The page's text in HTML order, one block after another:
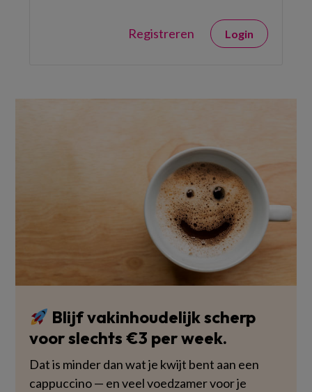
Registreren Login
Blijf vakinhoudelijk scherp
voor slechts €3 per week.
Dat is minder dan wat je kwijt bent aan een
cappuccino — en veel voedzamer voor je